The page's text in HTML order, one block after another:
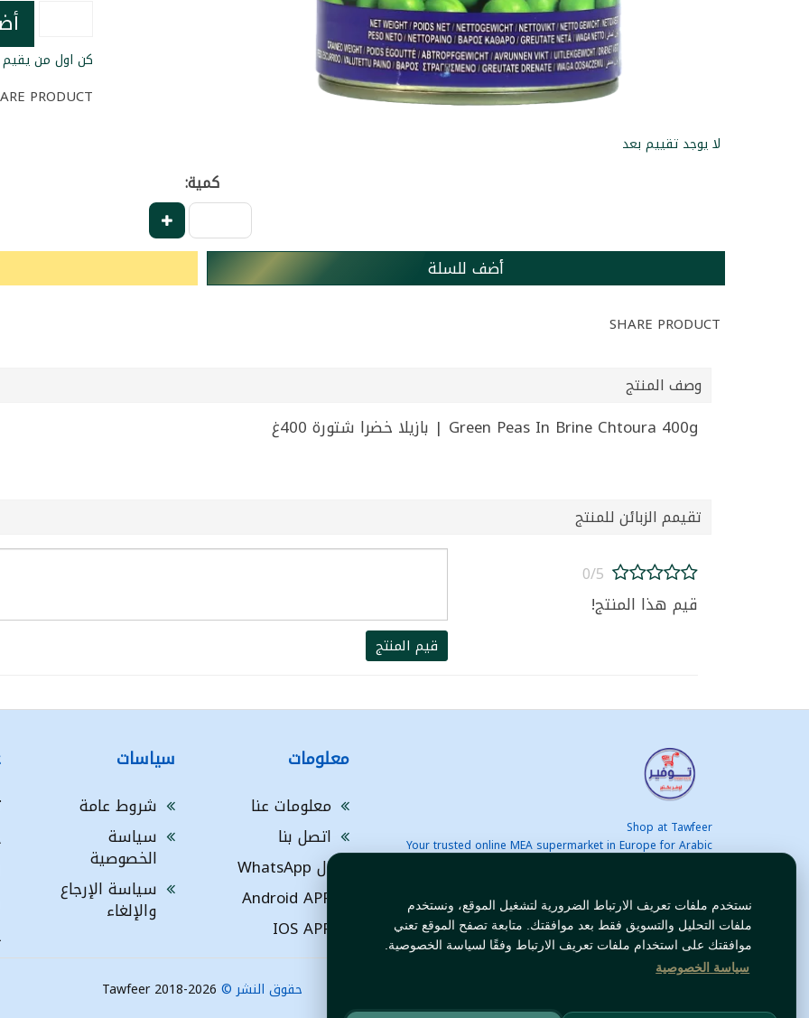
نستخدم ملفات تعريف الارتباط الضرورية لتشغيل الموقع، ونستخدم
ملفات التحليل والتسويق فقط بعد موافقتك. متابعة تصفح الموقع تعني
موافقتك على استخدام ملفات تعريف الارتباط وفقًا لسياسة الخصوصية.
سياسة الخصوصية
كن اول من يقيم
PRODUCT
لا يوجد تقييم بعد
كمية:
أضف للسلة
SHARE PRODUCT
وصف المنتج
Green Peas In Brine Chtoura 400g | بازيلا خضرا شتورة 400غ
تقيمم الزبائن للمنتج
0/5
قيم هذا المنتج!
قيم المنتج
Shop at Tawfeer
Your trusted online MEA supermarket in Europe for Arabic
معلومات
معلومات عنا
اتصل بنا
ال WhatsApp
Android APP
IOS APP
سياسات
شروط عامة
سياسة
الخصوصية
سياسة الإرجاع
والإلغاء
حقوق النشر © Tawfeer 2018-2026